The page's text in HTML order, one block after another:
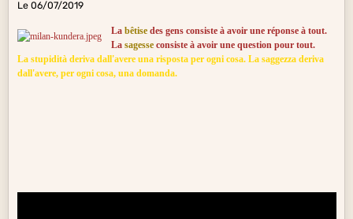
Le 06/07/2019
La bêtisedes gens consiste à avoir une réponse à tout.
La sagesse consiste à avoir une question pour tout.
La stupidità deriva dall'avere una risposta per ogni cosa. La saggezza deriva
dall'avere, per ogni cosa, una domanda.